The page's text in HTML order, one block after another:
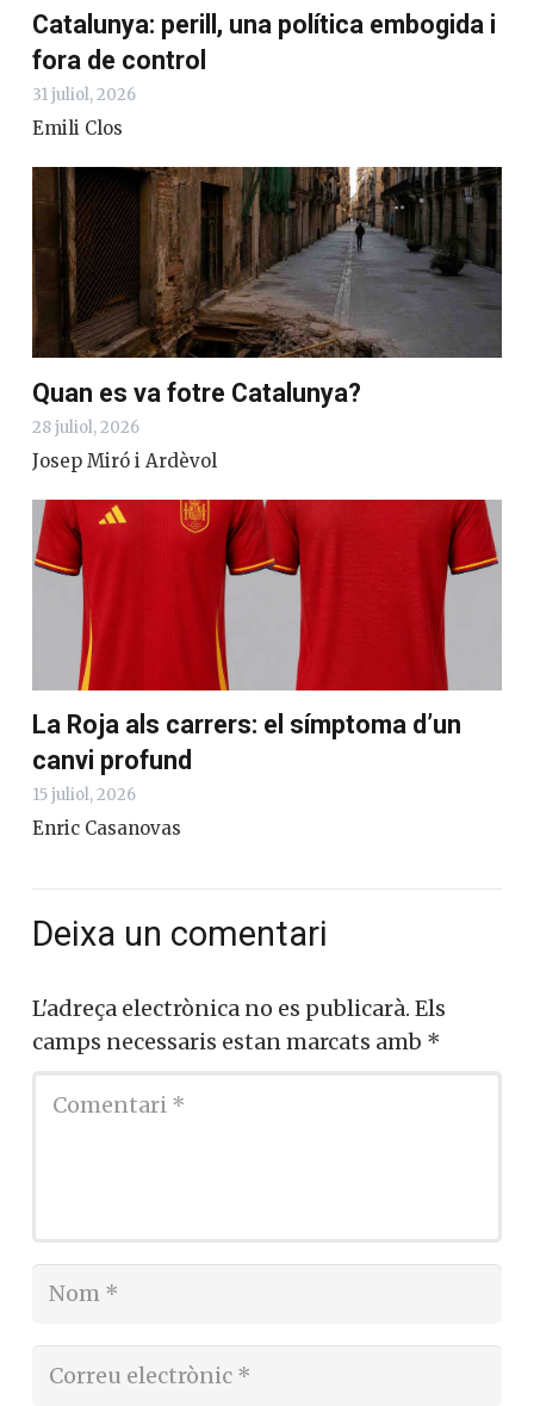
Catalunya: perill, una política embogida i
fora de control
31 juliol, 2026
Emili Clos
Quan es va fotre Catalunya?
28 juliol, 2026
Josep Miró i Ardèvol
La Roja als carrers: el símptoma d’un
canvi profund
15 juliol, 2026
Enric Casanovas
Deixa un comentari
L'adreça electrònica no es publicarà. Els
camps necessaris estan marcats amb *